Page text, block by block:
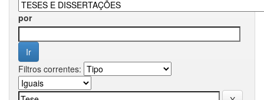
por
Filtros correntes: